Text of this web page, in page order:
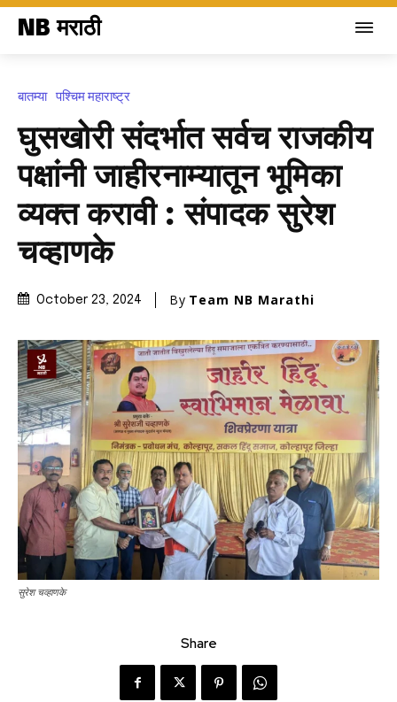
NB मराठी
बातम्या पश्चिम महाराष्ट्र
घुसखोरी संदर्भात सर्वच राजकीय
पक्षांनी जाहीरनाम्यातून भूमिका
व्यक्त करावी : संपादक सुरेश
चव्हाणके
October 23, 2024 By Team NB Marathi
सुरेश चव्हाणके
Share